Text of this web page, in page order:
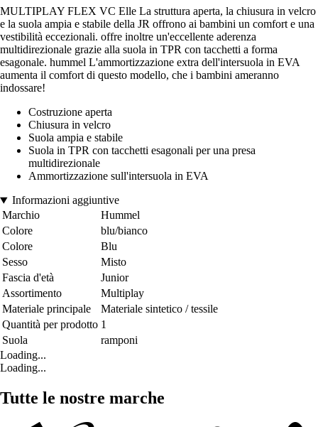
MULTIPLAY FLEX VC Elle La struttura aperta, la chiusura in velcro
e la suola ampia e stabile della JR offrono ai bambini un comfort e una
vestibilità eccezionali. offre inoltre un'eccellente aderenza
multidirezionale grazie alla suola in TPR con tacchetti a forma
esagonale. hummel L'ammortizzazione extra dell'intersuola in EVA
aumenta il comfort di questo modello, che i bambini ameranno
indossare!
Costruzione aperta
Chiusura in velcro
Suola ampia e stabile
Suola in TPR con tacchetti esagonali per una presa
multidirezionale
Ammortizzazione sull'intersuola in EVA
Informazioni aggiuntive
Marchio
Hummel
Colore
blu/bianco
Colore
Blu
Sesso
Misto
Fascia d'età
Junior
Assortimento
Multiplay
Materiale principale
Materiale sintetico / tessile
Quantità per prodotto 1
Suola
ramponi
Loading...
Loading...
Tutte le nostre marche